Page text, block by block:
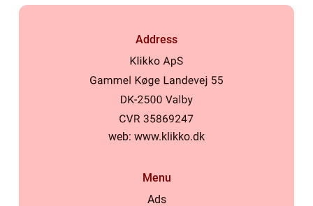
Address
web: www.klikko.dk
Menu
Ads